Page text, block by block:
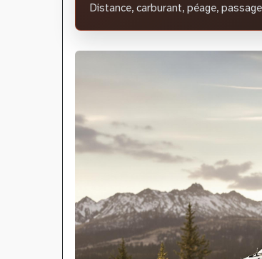
Distance, carburant, péage,